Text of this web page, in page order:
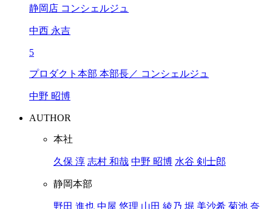
静岡店 コンシェルジュ
中西 永吉
5
プロダクト本部 本部長／ コンシェルジュ
中野 昭博
AUTHOR
本社
久保 淳 志村 和哉 中野 昭博 水谷 剣士郎
静岡本部
野田 進也 中屋 悠理 山田 綾乃 堀 美沙希 菊池 奈